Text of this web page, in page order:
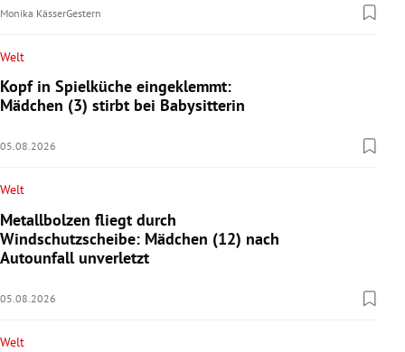
Monika KässerGestern
Welt
Kopf in Spielküche eingeklemmt:
Mädchen (3) stirbt bei Babysitterin
05.08.2026
Welt
Metallbolzen fliegt durch
Windschutzscheibe: Mädchen (12) nach
Autounfall unverletzt
05.08.2026
Welt